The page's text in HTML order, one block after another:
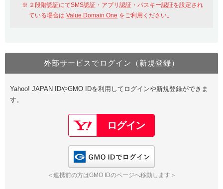
おすすめ One レンタルサーバーを含む最新の機能を使う方
Value Domain Oneにログイン
Google
GMO ID Amazon
※AmazonはValue Domain Oneのログイン画面へ遷移します
Value Domain Oneアカウント作成
以下でも登録可能
Google Yahoo!
GMO ID
２段階認証にてSMS認証・アプリ認証・パスキー認証を設定され
ている場合はValue Domain One をご利用ください。
外部サービスでログイン（新規登録）
Yahoo! JAPAN IDやGMO IDを利用してログインや新規登録ができま
す。
＜連携前の方はGMO IDのページへ移動します＞